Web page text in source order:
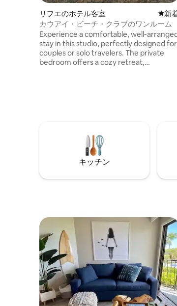
リフエのホテル客室 新し
新
カウアイ・ビーチ・クラブのワンルーム
Experience a comfortable, well-
stay in this studio, perfectly designed for
couples or solo travelers. The private
bedroom offers a cozy retreat,
キッチン